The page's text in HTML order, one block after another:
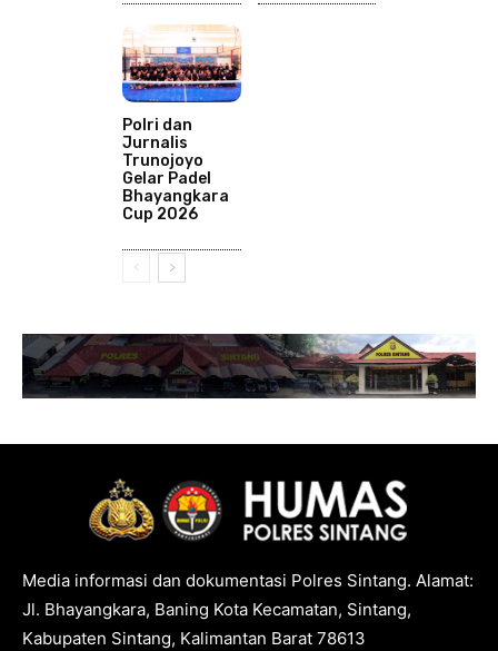
Polri dan
Jurnalis
Trunojoyo
Gelar Padel
Bhayangkara
Cup 2026
Media informasi dan dokumentasi Polres Sintang. Alamat:
Jl. Bhayangkara, Baning Kota Kecamatan, Sintang,
Kabupaten Sintang, Kalimantan Barat 78613